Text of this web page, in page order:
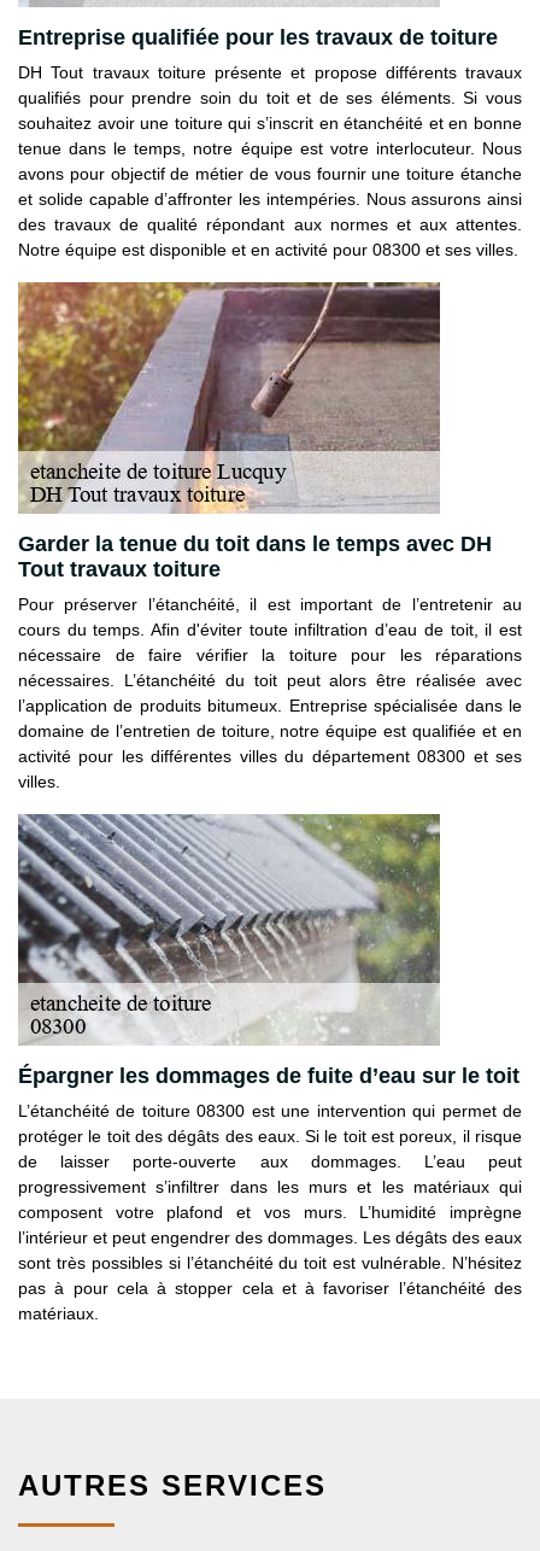
Entreprise qualifiée pour les travaux de toiture
DH Tout travaux toiture présente et propose différents travaux
qualifiés pour prendre soin du toit et de ses éléments. Si vous
souhaitez avoir une toiture qui s’inscrit en étanchéité et en bonne
tenue dans le temps, notre équipe est votre interlocuteur. Nous
avons pour objectif de métier de vous fournir une toiture étanche
et solide capable d’affronter les intempéries. Nous assurons ainsi
des travaux de qualité répondant aux normes et aux attentes.
Notre équipe est disponible et en activité pour 08300 et ses villes.
Garder la tenue du toit dans le temps avec DH
Tout travaux toiture
Pour préserver l’étanchéité, il est important de l’entretenir au
cours du temps. Afin d'éviter toute infiltration d’eau de toit, il est
nécessaire de faire vérifier la toiture pour les réparations
nécessaires. L’étanchéité du toit peut alors être réalisée avec
l’application de produits bitumeux. Entreprise spécialisée dans le
domaine de l’entretien de toiture, notre équipe est qualifiée et en
activité pour les différentes villes du département 08300 et ses
villes.
Épargner les dommages de fuite d’eau sur le toit
L’étanchéité de toiture 08300 est une intervention qui permet de
protéger le toit des dégâts des eaux. Si le toit est poreux, il risque
de laisser porte-ouverte aux dommages. L’eau peut
progressivement s’infiltrer dans les murs et les matériaux qui
composent votre plafond et vos murs. L’humidité imprègne
l’intérieur et peut engendrer des dommages. Les dégâts des eaux
sont très possibles si l’étanchéité du toit est vulnérable. N’hésitez
pas à pour cela à stopper cela et à favoriser l’étanchéité des
matériaux.
AUTRES SERVICES